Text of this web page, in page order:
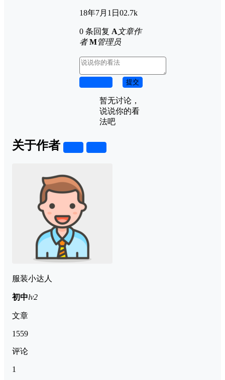
18年7月1日 02.7k
0 条回复 A文章作
者 M管理员
提交
暂无讨论，
说说你的看
法吧
关于作者
服装小达人
初中lv2
文章
1559
评论
1